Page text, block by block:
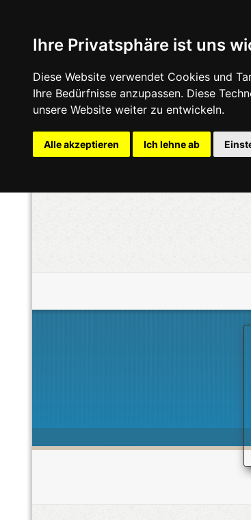
Ihre Privatsphäre ist uns
Diese Website verwendet Cookies und
Ihre Bedürfnisse anzupassen. Diese
unsere Website weiter zu entwickeln.
Alle akzeptieren Ich lehne ab